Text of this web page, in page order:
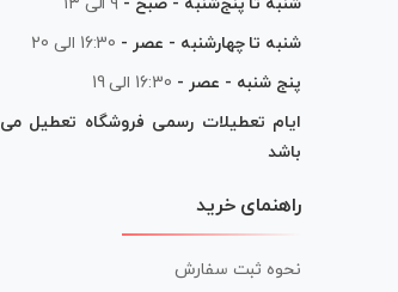
شنبه تا چهارشنبه - عصر - 16:30 الی 20
پنج شنبه - عصر - 16:30 الی 19
ایام تعطیلات رسمی فروشگاه تعطیل می
باشد
راهنمای خرید
نحوه ثبت سفارش